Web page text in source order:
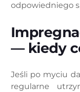
odpowiedniego
— kiedy
Jeśli po myciu
regularne